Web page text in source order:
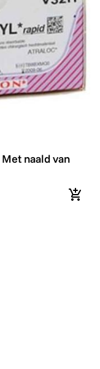
naald van
naald van
In